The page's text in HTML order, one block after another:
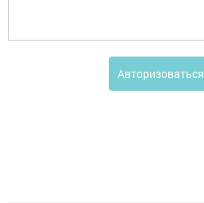
Авторизоваться